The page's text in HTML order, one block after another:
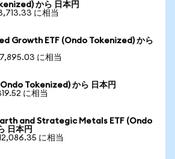
から 日本円
に相当
Growth ETF (Ondo Tokenized) から
に相当
Tokenized) から 日本円
に相当
and Strategic Metals ETF (Ondo
日本円
に相当